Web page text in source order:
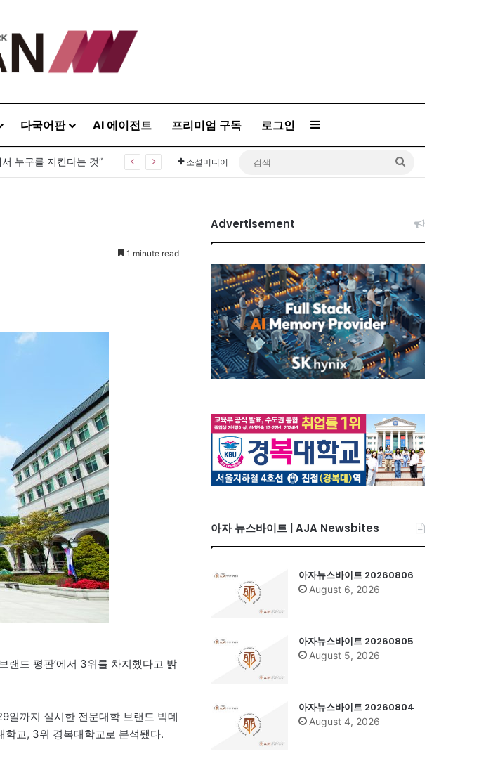
다국어판 AI 에이전트 프리미엄 구독 로그인 Sidebar
누구를 지킨다는 것” 소셜미디어
1 minute read
랜드 평판’에서 3위를 차지했다고 밝
일까지 실시한 전문대학 브랜드 빅데
교, 3위 경복대학교로 분석됐다.
Advertisement
아자 뉴스바이트 | AJA Newsbites
아자뉴스바이트 20260806
August 6, 2026
아자뉴스바이트 20260805
August 5, 2026
아자뉴스바이트 20260804
August 4, 2026